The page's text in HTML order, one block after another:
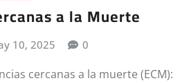
a la Muerte
10, 2025 0
cercanas a la muerte (ECM):